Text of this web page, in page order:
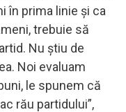
în prima linie și ca
trebuie să
Nu știu de
Noi evaluam
le spunem că
rău partidului”,